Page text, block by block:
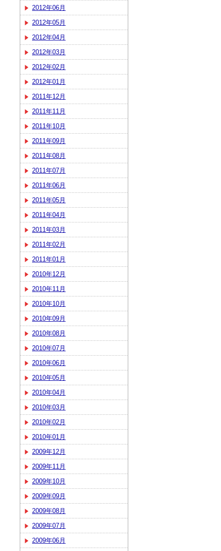
2012年06月
2012年05月
2012年04月
2012年03月
2012年02月
2012年01月
2011年12月
2011年11月
2011年10月
2011年09月
2011年08月
2011年07月
2011年06月
2011年05月
2011年04月
2011年03月
2011年02月
2011年01月
2010年12月
2010年11月
2010年10月
2010年09月
2010年08月
2010年07月
2010年06月
2010年05月
2010年04月
2010年03月
2010年02月
2010年01月
2009年12月
2009年11月
2009年10月
2009年09月
2009年08月
2009年07月
2009年06月